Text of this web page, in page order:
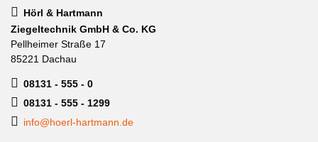
Hörl & Hartmann
Ziegeltechnik GmbH & Co. KG
Pellheimer Straße 17
85221 Dachau
08131 - 555 - 0
08131 - 555 - 1299
info@hoerl-hartmann.de